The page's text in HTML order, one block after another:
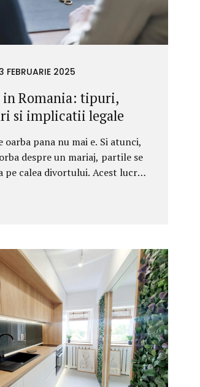
FEBRUARIE 2025
Romania: tipuri,
si implicatii legale
oarba pana nu mai e. Si atunci,
despre un mariaj, partile se
pe calea divortului. Acest lucru
in Romania, te-ai intreba?
departe si descopera despre
proceduri si implicatii
cu totii ca e un subiect delicat,
este o realitate cu care multi
confrunta la un moment...